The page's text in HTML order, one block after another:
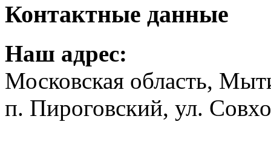
Контактные данные
Наш адрес:
Московская область,
п. Пироговский, ул.